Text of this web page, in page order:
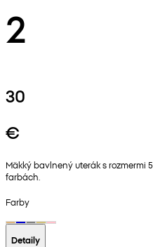
2
30
€
Mäkký bavlnený uterák s rozmermi
farbách.
Farby
Detaily